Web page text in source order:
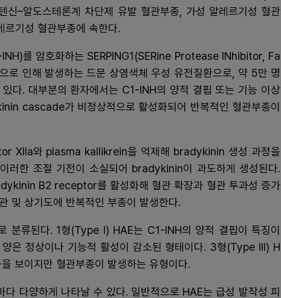
–알도스테론계 차단제 유발 혈관부종, 가성 알레르기성 혈관
기성 혈관부종에 속한다.
를 암호화하는 SERPING1(SERine Protease INhibitor, Fa
인해 발생하는 드문 상염색체 우성 유전질환으로, 약 5만 명
다. 대부분의 환자에서는 C1-INH의 양적 결핍 또는 기능 이상
cascade가 비정상적으로 활성화되어 반복적인 혈관부종이
XIIa와 plasma kallikrein을 억제해 bradykinin 생성 과정을
러한 조절 기전이 소실되어 bradykinin이 과도하게 생성된다.
B2 receptor를 활성화해 혈관 확장과 혈관 투과성 증가
및 상기도에 반복적인 부종이 발생한다.
분류된다. 1형(Type I) HAE는 C1-INH의 양적 결핍이 특징이
은 정상이나 기능적 활성이 감소된 형태이다. 3형(Type III) H
보이지만 혈관부종이 발생하는 유형이다.
다양하게 나타날 수 있다. 일반적으로 HAE는 급성 발작성 피